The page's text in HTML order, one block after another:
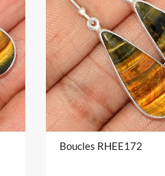
Boucles RHEE172